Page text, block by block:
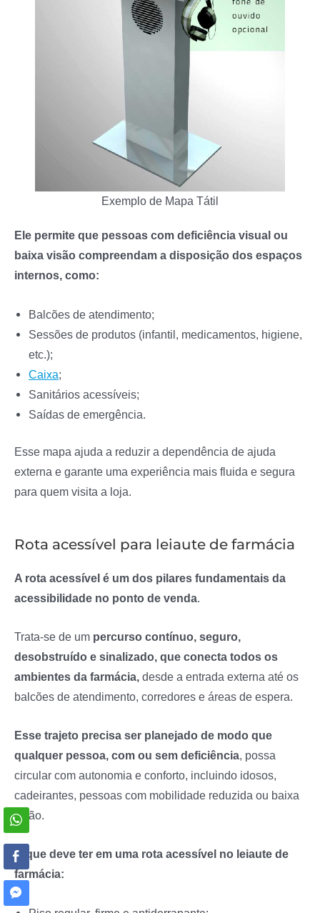
Exemplo de Mapa Tátil
Ele permite que pessoas com deficiência visual ou
baixa visão compreendam a disposição dos espaços
internos, como:
Balcões de atendimento;
Sessões de produtos (infantil, medicamentos, higiene,
etc.);
Caixa;
Sanitários acessíveis;
Saídas de emergência.
Esse mapa ajuda a reduzir a dependência de ajuda
externa e garante uma experiência mais fluida e segura
para quem visita a loja.
Rota acessível para leiaute de farmácia
A rota acessível é um dos pilares fundamentais da
acessibilidade no ponto de venda
Trata-se de um percurso contínuo, seguro,
desobstruído e sinalizado, que conecta todos os
ambientes da farmácia, desde a entrada externa até os
balcões de atendimento, corredores e áreas de espera.
Esse trajeto precisa ser planejado de modo que
qualquer pessoa, com ou sem deficiência, possa
circular com autonomia e conforto, incluindo idosos,
cadeirantes, pessoas com mobilidade reduzida ou baixa
visão.
O que deve ter em uma rota acessível no leiaute de
farmácia: